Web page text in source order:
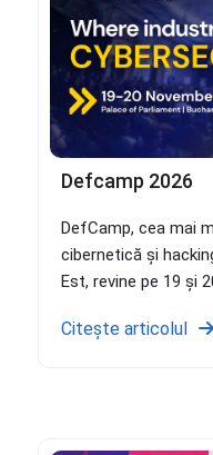
Defcamp 2026
DefCamp, cea mai
cibernetică și
Est, revine pe 19 și
Citește articolul